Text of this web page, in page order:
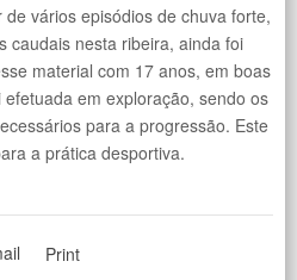
vários episódios de chuva forte,
caudais nesta ribeira, ainda foi
material com 17 anos, em boas
em exploração, sendo os
para a progressão. Este
a prática desportiva.
Print